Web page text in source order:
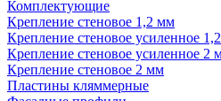
Комплектующие
Крепление стеновое 1,2 мм
Крепление стеновое усиленное
Крепление стеновое усиленное 2
Крепление стеновое 2 мм
Пластины кляммерные